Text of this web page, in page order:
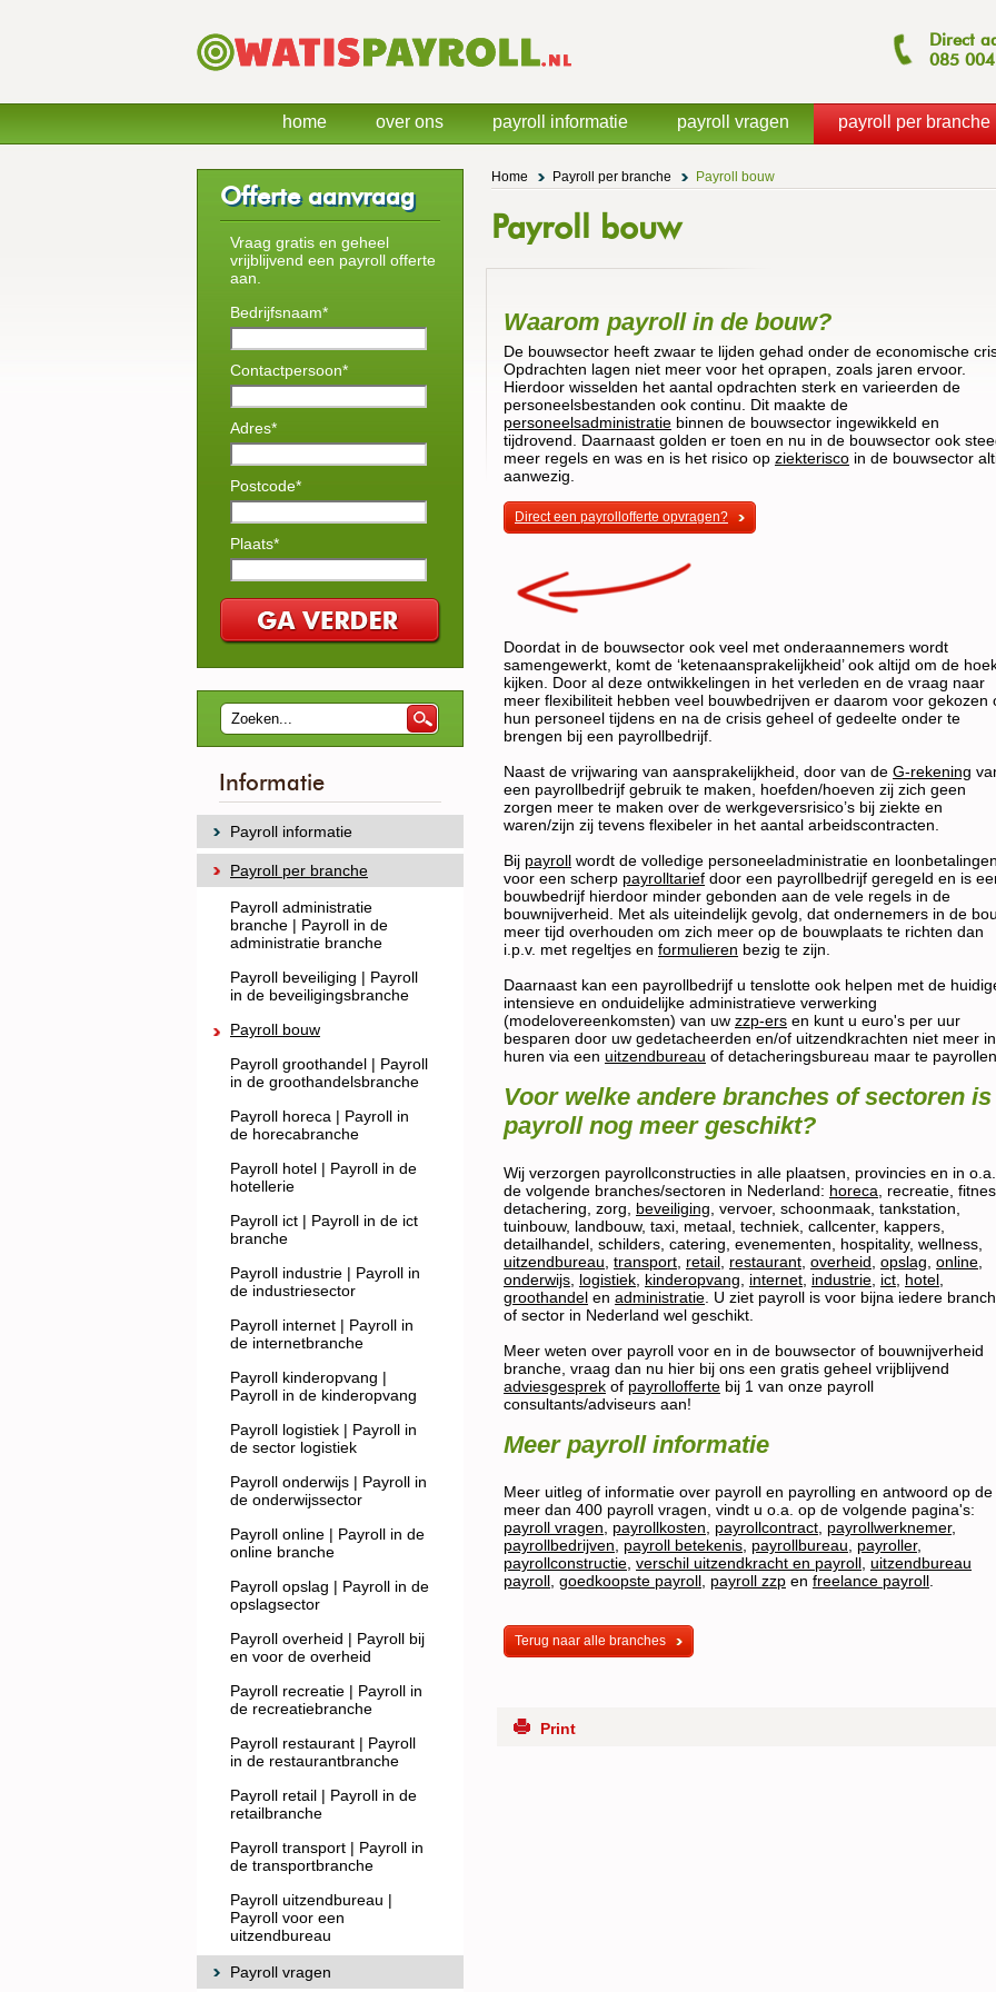
Direct
085
Home Payroll per branche Payroll bouw
Payroll bouw
Waarom payroll in de bouw?
De bouwsector heeft zwaar te lijden gehad onder de economische
Opdrachten lagen niet meer voor het oprapen, zoals jaren ervoor.
Hierdoor wisselden het aantal opdrachten sterk en varieerden de
personeelsbestanden ook continu. Dit maakte de
personeelsadministratie binnen de bouwsector ingewikkeld en
tijdrovend. Daarnaast golden er toen en nu in de bouwsector ook
meer regels en was en is het risico op ziekterisco in de bouwsector
aanwezig.
Direct een payrollofferte opvragen?
Doordat in de bouwsector ook veel met onderaannemers wordt
samengewerkt, komt de ‘ketenaansprakelijkheid’ ook altijd om de
kijken. Door al deze ontwikkelingen in het verleden en de vraag naar
meer flexibiliteit hebben veel bouwbedrijven er daarom voor gekozen
hun personeel tijdens en na de crisis geheel of gedeelte onder te
brengen bij een payrollbedrijf.
Naast de vrijwaring van aansprakelijkheid, door van de G-rekening
een payrollbedrijf gebruik te maken, hoefden/hoeven zij zich geen
zorgen meer te maken over de werkgeversrisico’s bij ziekte en
waren/zijn zij tevens flexibeler in het aantal arbeidscontracten.
Bij payroll wordt de volledige personeeladministratie en loonbetalingen
voor een scherp payrolltarief door een payrollbedrijf geregeld en is
bouwbedrijf hierdoor minder gebonden aan de vele regels in de
bouwnijverheid. Met als uiteindelijk gevolg, dat ondernemers in de
meer tijd overhouden om zich meer op de bouwplaats te richten dan
i.p.v. met regeltjes en formulieren bezig te zijn.
Daarnaast kan een payrollbedrijf u tenslotte ook helpen met de
intensieve en onduidelijke administratieve verwerking
(modelovereenkomsten) van uw zzp-ers en kunt u euro's per uur
besparen door uw gedetacheerden en/of uitzendkrachten niet meer
huren via een uitzendbureau of detacheringsbureau maar te payrollen.
Voor welke andere branches of sectoren is
payroll nog meer geschikt?
Wij verzorgen payrollconstructies in alle plaatsen, provincies en in o.a.
de volgende branches/sectoren in Nederland: horeca , recreatie,
detachering, zorg, beveiliging , vervoer, schoonmaak, tankstation,
tuinbouw, landbouw, taxi, metaal, techniek, callcenter, kappers,
detailhandel, schilders, catering, evenementen, hospitality, wellness,
uitzendbureau transport retail restaurant overheid opslag online
onderwijs logistiek kinderopvang internet industrie ict hotel
groothandel en administratie . U ziet payroll is voor bijna iedere
of sector in Nederland wel geschikt.
Meer weten over payroll voor en in de bouwsector of bouwnijverheid
branche, vraag dan nu hier bij ons een gratis geheel vrijblijvend
adviesgesprek of payrollofferte bij 1 van onze payroll
consultants/adviseurs aan!
Meer payroll informatie
Meer uitleg of informatie over payroll en payrolling en antwoord op de
meer dan 400 payroll vragen, vindt u o.a. op de volgende pagina's:
payroll vragen
payrollkosten payrollcontract payrollwerknemer,
payrollbedrijven
payroll betekenis payrollbureau payroller,
payrollconstructie verschil uitzendkracht en payroll uitzendbureau
payroll goedkoopste payroll payroll zzp en freelance payroll
Terug naar alle branches
Print
Offerte aanvraag
Vraag gratis en geheel
vrijblijvend een payroll offerte
aan.
Bedrijfsnaam*
Contactpersoon*
Adres*
Postcode*
Plaats*
Informatie
Payroll informatie
Payroll per branche
Payroll administratie
branche | Payroll in de
administratie branche
Payroll beveiliging | Payroll
in de beveiligingsbranche
Payroll bouw
Payroll groothandel | Payroll
in de groothandelsbranche
Payroll horeca | Payroll in
de horecabranche
Payroll hotel | Payroll in de
hotellerie
Payroll ict | Payroll in de ict
branche
Payroll industrie | Payroll in
de industriesector
Payroll internet | Payroll in
de internetbranche
Payroll kinderopvang |
Payroll in de kinderopvang
Payroll logistiek | Payroll in
de sector logistiek
Payroll onderwijs | Payroll in
de onderwijssector
Payroll online | Payroll in de
online branche
Payroll opslag | Payroll in de
opslagsector
Payroll overheid | Payroll bij
en voor de overheid
Payroll recreatie | Payroll in
de recreatiebranche
Payroll restaurant | Payroll
in de restaurantbranche
Payroll retail | Payroll in de
retailbranche
Payroll transport | Payroll in
de transportbranche
Payroll uitzendbureau |
Payroll voor een
uitzendbureau
Payroll vragen
home over ons payroll informatie payroll vragen payroll per branche